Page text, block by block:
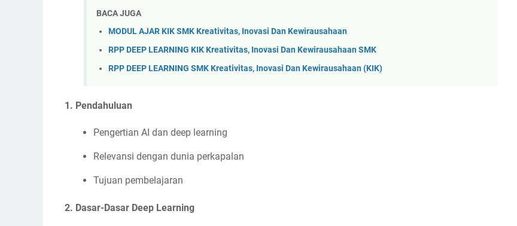
BACA JUGA
MODUL AJAR KIK SMK Kreativitas, Inovasi Dan Kewirausahaan
RPP DEEP LEARNING KIK Kreativitas, Inovasi Dan Kewirausahaan SMK
RPP DEEP LEARNING SMK Kreativitas, Inovasi Dan Kewirausahaan (KIK)
1. Pendahuluan
Pengertian AI dan deep learning
Relevansi dengan dunia perkapalan
Tujuan pembelajaran
2. Dasar-Dasar Deep Learning